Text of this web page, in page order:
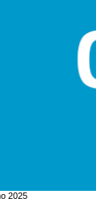
2025